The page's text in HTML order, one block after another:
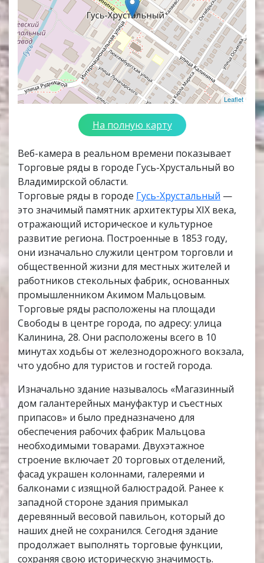
Leaflet
На полную карту
Веб-камера в реальном времени показывает
Торговые ряды в городе Гусь-Хрустальный во
Владимирской области.
Торговые ряды в городе Гусь-Хрустальный —
это значимый памятник архитектуры XIX века,
отражающий историческое и культурное
развитие региона. Построенные в 1853 году,
они изначально служили центром торговли и
общественной жизни для местных жителей и
работников стекольных фабрик, основанных
промышленником Акимом Мальцовым.
Торговые ряды расположены на площади
Свободы в центре города, по адресу: улица
Калинина, 28. Они расположены всего в 10
минутах ходьбы от железнодорожного вокзала,
что удобно для туристов и гостей города.
Изначально здание называлось «Магазинный
дом галантерейных мануфактур и съестных
припасов» и было предназначено для
обеспечения рабочих фабрик Мальцова
необходимыми товарами. Двухэтажное
строение включает 20 торговых отделений,
фасад украшен колоннами, галереями и
балконами с изящной балюстрадой. Ранее к
западной стороне здания примыкал
деревянный весовой павильон, который до
наших дней не сохранился. Сегодня здание
продолжает выполнять торговые функции,
сохраняя свою историческую значимость.